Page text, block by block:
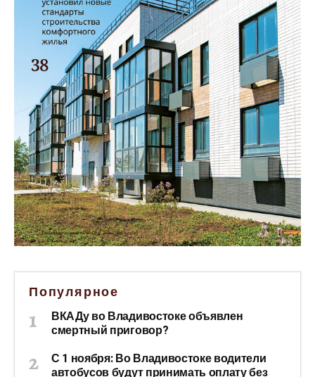
Популярное
ВКАДу во Владивостоке объявлен
смертный приговор?
С 1 ноября: Во Владивостоке водители
автобусов будут принимать оплату без